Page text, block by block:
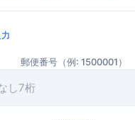
郵便番号（例: 1500001）